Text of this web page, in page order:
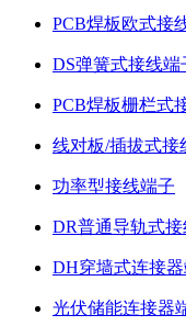
PCB焊板欧式接
DS弹簧式接线端
PCB焊板栅栏式
线对板/插拔式接
功率型接线端子
DR普通导轨式接
DH穿墙式连接
光伏储能连接器